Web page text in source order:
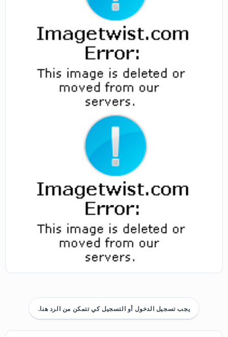
يجب تسجيل الدخول أو التسجيل كي تتمكن من الرد هنا.